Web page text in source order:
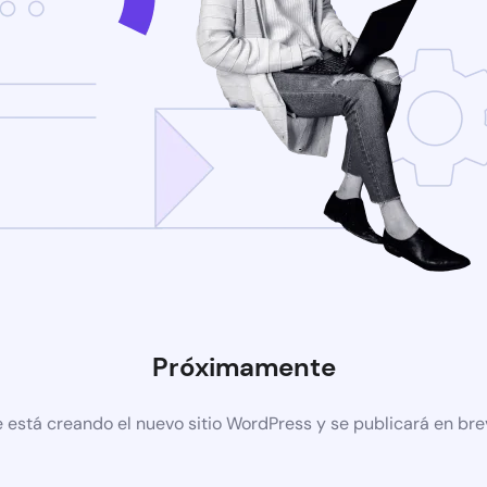
Próximamente
está creando el nuevo sitio WordPress y se publicará en